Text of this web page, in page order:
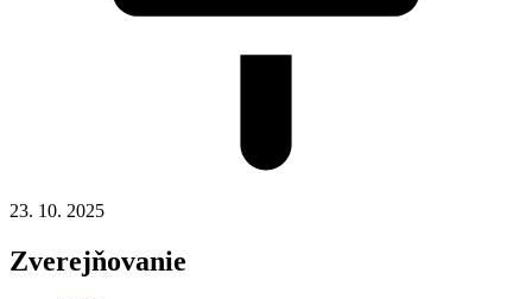
23. 10. 2025
Zverejňovanie